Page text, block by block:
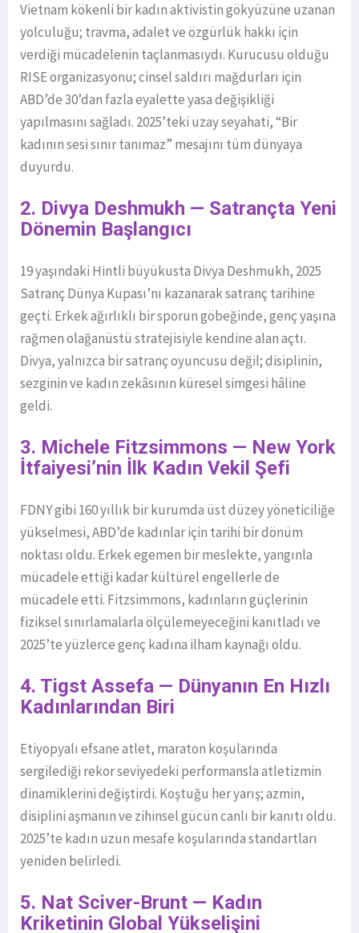
Vietnam kökenli bir kadın aktivistin gökyüzüne uzanan
yolculuğu; travma, adalet ve özgürlük hakkı için
verdiği mücadelenin taçlanmasıydı. Kurucusu olduğu
RISE organizasyonu; cinsel saldırı mağdurları için
ABD’de 30’dan fazla eyalette yasa değişikliği
yapılmasını sağladı. 2025’teki uzay seyahati, “Bir
kadının sesi sınır tanımaz” mesajını tüm dünyaya
duyurdu.
2. Divya Deshmukh — Satrançta Yeni
Dönemin Başlangıcı
19 yaşındaki Hintli büyükusta Divya Deshmukh, 2025
Satranç Dünya Kupası’nı kazanarak satranç tarihine
geçti. Erkek ağırlıklı bir sporun göbeğinde, genç yaşına
rağmen olağanüstü stratejisiyle kendine alan açtı.
Divya, yalnızca bir satranç oyuncusu değil; disiplinin,
sezginin ve kadın zekâsının küresel simgesi hâline
geldi.
3. Michele Fitzsimmons — New York
İtfaiyesi’nin İlk Kadın Vekil Şefi
FDNY gibi 160 yıllık bir kurumda üst düzey yöneticiliğe
yükselmesi, ABD’de kadınlar için tarihi bir dönüm
noktası oldu. Erkek egemen bir meslekte, yangınla
mücadele ettiği kadar kültürel engellerle de
mücadele etti. Fitzsimmons, kadınların güçlerinin
fiziksel sınırlamalarla ölçülemeyeceğini kanıtladı ve
2025’te yüzlerce genç kadına ilham kaynağı oldu.
4. Tigst Assefa — Dünyanın En Hızlı
Kadınlarından Biri
Etiyopyalı efsane atlet, maraton koşularında
sergilediği rekor seviyedeki performansla atletizmin
dinamiklerini değiştirdi. Koştuğu her yarış; azmin,
disiplini aşmanın ve zihinsel gücün canlı bir kanıtı oldu.
2025’te kadın uzun mesafe koşularında standartları
yeniden belirledi.
5. Nat Sciver-Brunt — Kadın
Kriketinin Global Yükselişini